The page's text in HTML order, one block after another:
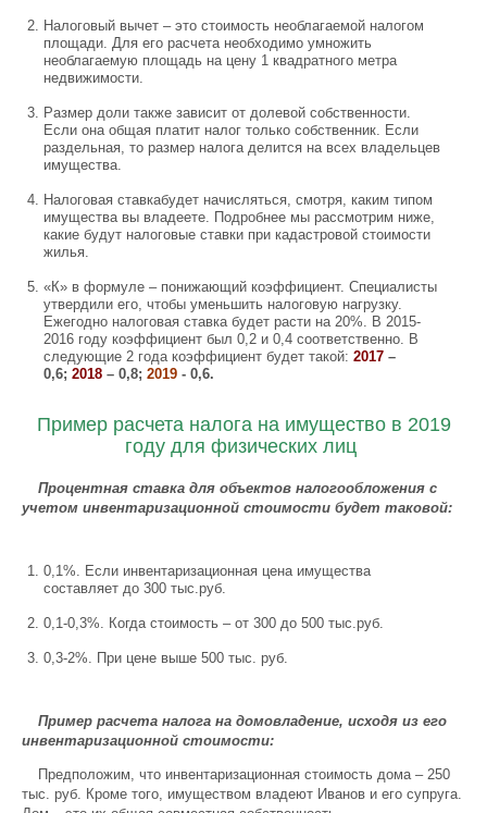
Налоговый вычет – это стоимость необлагаемой налогом
площади. Для его расчета необходимо умножить
необлагаемую площадь на цену 1 квадратного метра
недвижимости.
Размер доли также зависит от долевой собственности.
Если она общая платит налог только собственник. Если
раздельная, то размер налога делится на всех владельцев
имущества.
Налоговая ставкабудет начисляться, смотря, каким типом
имущества вы владеете. Подробнее мы рассмотрим ниже,
какие будут налоговые ставки при кадастровой стоимости
жилья.
«К» в формуле – понижающий коэффициент. Специалисты
утвердили его, чтобы уменьшить налоговую нагрузку.
Ежегодно налоговая ставка будет расти на 20%. В 2015-
2016 году коэффициент был 0,2 и 0,4 соответственно. В
следующие 2 года коэффициент будет такой: 2017 –
0,6; 2018 – 0,8; 2019 - 0,6.
Пример расчета налога на имущество в 2019
году для физических лиц
Процентная ставка для объектов налогообложения с
учетом инвентаризационной стоимости будет таковой:
0,1%. Если инвентаризационная цена имущества
составляет до 300 тыс.руб.
0,1-0,3%. Когда стоимость – от 300 до 500 тыс.руб.
0,3-2%. При цене выше 500 тыс. руб.
Пример расчета налога на домовладение, исходя из его
инвентаризационной стоимости:
Предположим, что инвентаризационная стоимость дома – 250
тыс. руб. Кроме того, имуществом владеют Иванов и его супруга.